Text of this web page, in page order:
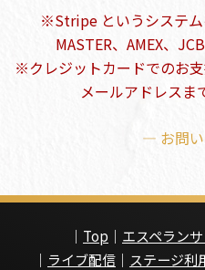
※Stripe というシステム
MASTER、AMEX、
※クレジットカードでのお
メールアドレスま
— お問
｜ Top ｜ エスペラン
｜ ライブ配信 ｜ ステージ利